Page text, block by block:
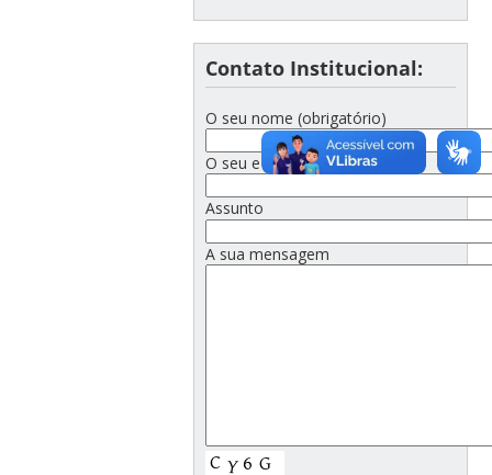
Contato Institucional:
O seu nome (obrigatório)
O seu e-mail (obrigatório)
Assunto
A sua mensagem